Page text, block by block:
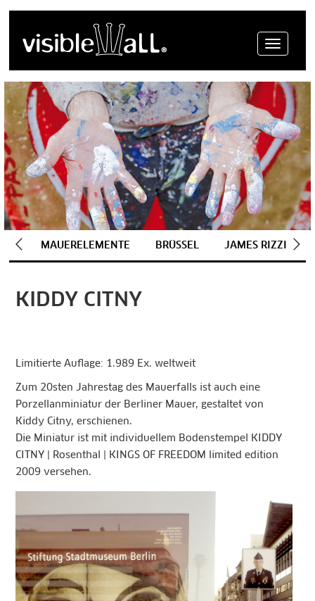
Menue
MAUERELEMENTE BRÜSSEL JAMES RIZZI
KIDDY CITNY
Limitierte Auflage: 1.989 Ex. weltweit
Zum 20sten Jahrestag des Mauerfalls ist auch eine
Porzellanminiatur der Berliner Mauer, gestaltet von
Kiddy Citny, erschienen.
Die Miniatur ist mit individuellem Bodenstempel KIDDY
CITNY | Rosenthal | KINGS OF FREEDOM limited edition
2009 versehen.